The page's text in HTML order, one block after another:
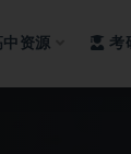
中资源 考